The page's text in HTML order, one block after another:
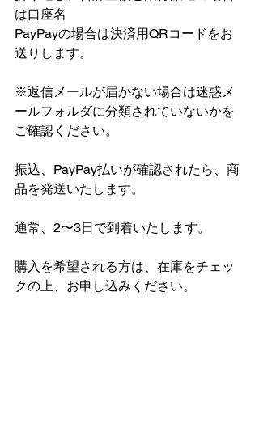
は口座名
PayPayの場合は決済用QRコードをお
送りします。
※返信メールが届かない場合は迷惑メ
ールフォルダに分類されていないかを
ご確認ください。
振込、PayPay払いが確認されたら、商
品を発送いたします。
通常、2〜3日で到着いたします。
購入を希望される方は、在庫をチェッ
クの上、お申し込みください。